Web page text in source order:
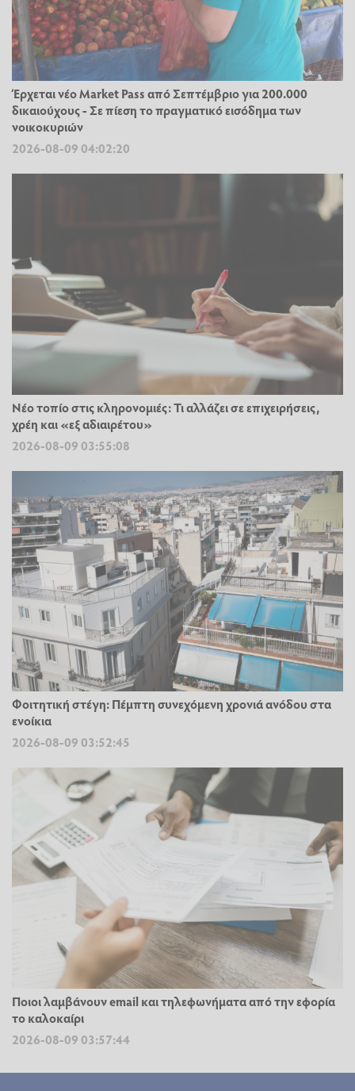
Έρχεται νέο Market Pass από Σεπτέμβριο για 200.000
δικαιούχους - Σε πίεση το πραγματικό εισόδημα των
νοικοκυριών
2026-08-09 04:02:20
Νέο τοπίο στις κληρονομιές: Τι αλλάζει σε επιχειρήσεις,
χρέη και «εξ αδιαιρέτου»
2026-08-09 03:55:08
Φοιτητική στέγη: Πέμπτη συνεχόμενη χρονιά ανόδου στα
ενοίκια
2026-08-09 03:52:45
Ποιοι λαμβάνουν email και τηλεφωνήματα από την εφορία
το καλοκαίρι
2026-08-09 03:57:44